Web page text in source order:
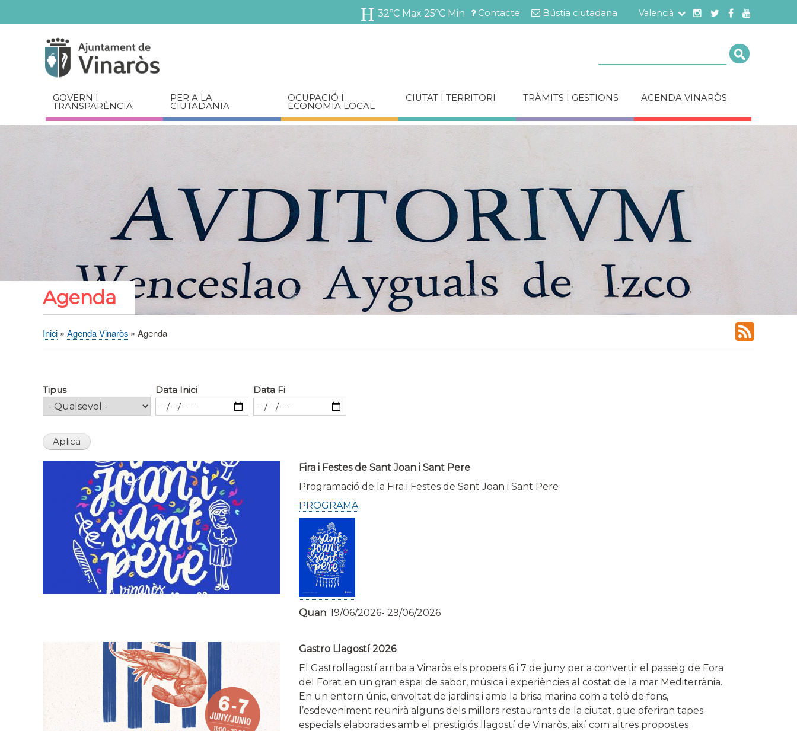
Vés
al
relacionats
Menú
Contacte Bústia ciutadana Valencià
32ºC Max 25ºC Min
GOVERN I
TRANSPARÈNCIA
PER A LA
CIUTADANIA
OCUPACIÓ I
ECONOMIA LOCAL
CIUTAT I TERRITORI TRÀMITS I GESTIONS AGENDA VINARÒS
Agenda
Fil
Inici Agenda Vinaròs Agenda
Tipus Data Inici Data Fi
Fira i Festes de Sant Joan i Sant Pere
Programació de la Fira i Festes de Sant Joan i Sant Pere
PROGRAMA
Quan: 19/06/2026- 29/06/2026
Gastro Llagostí 2026
El Gastrollagostí arriba a Vinaròs els propers 6 i 7 de juny per a convertir el passeig de Fora
del Forat en un gran espai de sabor, música i experiències al costat de la mar Mediterrània.
En un entorn únic, envoltat de jardins i amb la brisa marina com a teló de fons,
l’esdeveniment reunirà alguns dels millors restaurants de la ciutat, que oferiran tapes
especials elaborades amb el prestigiós llagostí de Vinaròs, així com altres propostes